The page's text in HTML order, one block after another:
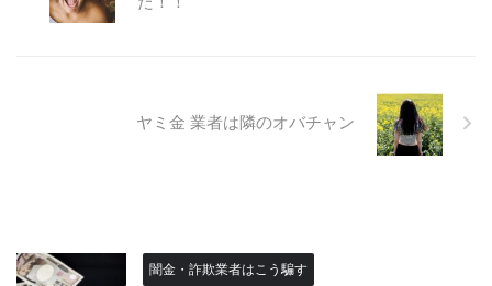
ヤミ金 業者は隣のオバチャン
闇金・詐欺業者はこう騙す